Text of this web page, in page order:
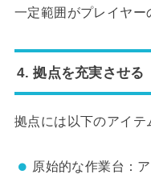
一定範囲がプレイヤー
4.拠点を充実させる
拠点には以下のアイテ
原始的な作業台：